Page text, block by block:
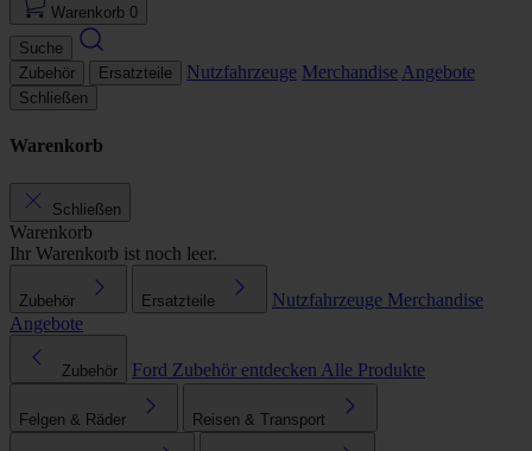
Warenkorb 0
Suche
Zubehör
Ersatzteile Nutzfahrzeuge Merchandise Angebote
Schließen
Warenkorb
Schließen
Warenkorb
Ihr Warenkorb ist noch leer.
Zubehör Ersatzteile Nutzfahrzeuge Merchandise
Angebote
Zubehör Ford Zubehör entdecken Alle Produkte
Felgen & Räder Reisen & Transport